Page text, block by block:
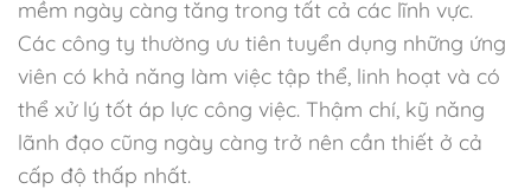
mềm ngày càng tăng trong tất cả các lĩnh vực.
Các công ty thường ưu tiên tuyển dụng những ứng
viên có khả năng làm việc tập thể, linh hoạt và có
thể xử lý tốt áp lực công việc. Thậm chí, kỹ năng
lãnh đạo cũng ngày càng trở nên cần thiết ở cả
cấp độ thấp nhất.